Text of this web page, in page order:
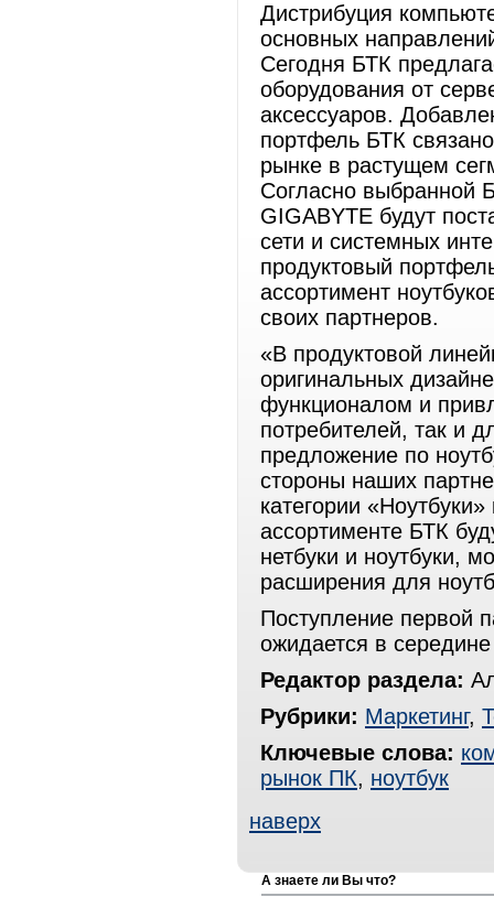
Дистрибуция
основных
Сегодня БТК
оборудования от
аксессуаров.
портфель БТК
рынке в растущем
Согласно выбранной
GIGABYTE будут
сети и системных
продуктовый
ассортимент
своих партнеров.
«В продуктовой
оригинальных
функционалом и
потребителей, так и
предложение по
стороны наших
категории
ассортименте БТК
нетбуки и ноутбуки,
расширения для
Поступление первой
ожидается в
Редактор раздела:
Рубрики: Маркетинг,
Ключевые слова:
рынок ПК, ноутбук
наверх
А знаете ли Вы что?